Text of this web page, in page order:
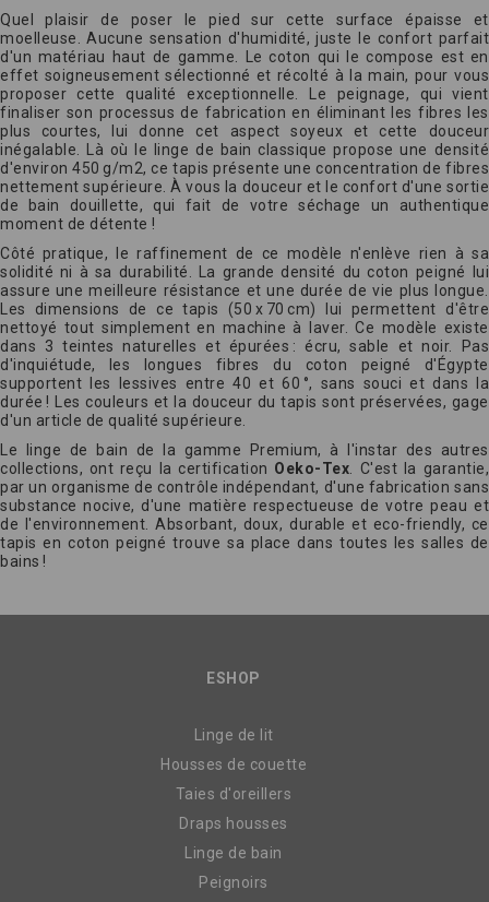
Quel plaisir de poser le pied sur cette surface épaisse et
moelleuse. Aucune sensation d'humidité, juste le confort parfait
d'un matériau haut de gamme. Le coton qui le compose est en
effet soigneusement sélectionné et récolté à la main, pour vous
proposer cette qualité exceptionnelle. Le peignage, qui vient
finaliser son processus de fabrication en éliminant les fibres les
plus courtes, lui donne cet aspect soyeux et cette douceur
inégalable. Là où le linge de bain classique propose une densité
d'environ 450 g/m2, ce tapis présente une concentration de fibres
nettement supérieure. À vous la douceur et le confort d'une sortie
de bain douillette, qui fait de votre séchage un authentique
moment de détente !
Côté pratique, le raffinement de ce modèle n'enlève rien à sa
solidité ni à sa durabilité. La grande densité du coton peigné lui
assure une meilleure résistance et une durée de vie plus longue.
Les dimensions de ce tapis (50 x 70 cm) lui permettent d'être
nettoyé tout simplement en machine à laver. Ce modèle existe
dans 3 teintes naturelles et épurées : écru, sable et noir. Pas
d'inquiétude, les longues fibres du coton peigné d'Égypte
supportent les lessives entre 40 et 60 °, sans souci et dans la
durée ! Les couleurs et la douceur du tapis sont préservées, gage
d'un article de qualité supérieure.
Le linge de bain de la gamme Premium, à l'instar des autres
collections, ont reçu la certification Oeko-Tex . C'est la garantie,
par un organisme de contrôle indépendant, d'une fabrication sans
substance nocive, d'une matière respectueuse de votre peau et
de l'environnement. Absorbant, doux, durable et eco-friendly, ce
tapis en coton peigné trouve sa place dans toutes les salles de
bains !
ESHOP
Linge de lit
Housses de couette
Taies d'oreillers
Draps housses
Linge de bain
Peignoirs